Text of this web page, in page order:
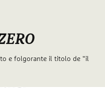
e folgorante il titolo de “il